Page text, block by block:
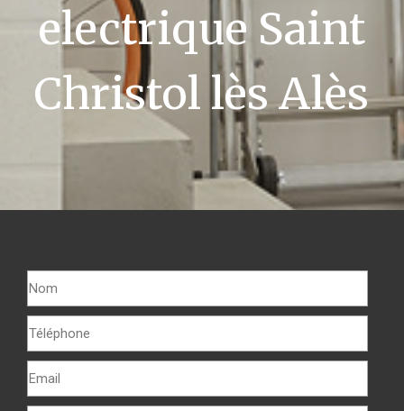
electrique Saint
Christol lès Alès